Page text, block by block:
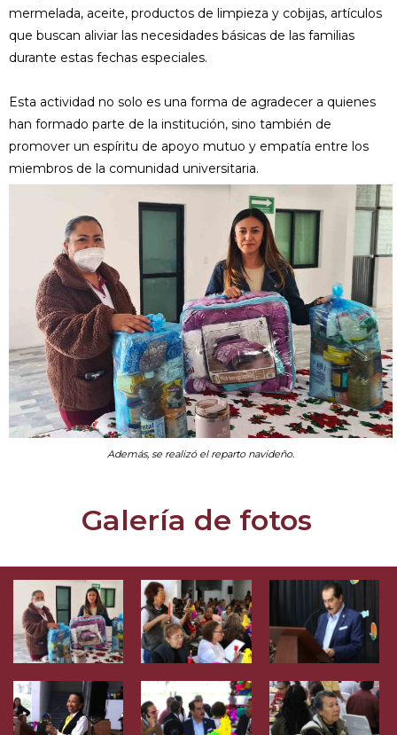
mermelada, aceite, productos de limpieza y cobijas, artículos
que buscan aliviar las necesidades básicas de las familias
durante estas fechas especiales.
Esta actividad no solo es una forma de agradecer a quienes
han formado parte de la institución, sino también de
promover un espíritu de apoyo mutuo y empatía entre los
miembros de la comunidad universitaria.
Además, se realizó el reparto navideño.
Galería de fotos